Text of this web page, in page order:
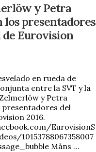
y Petra
los presentadores
de Eurovision
en rueda de
entre la SVT y la
y Petra
presentadores del
2016.
EurovisionS
10153788067358007
Måns …